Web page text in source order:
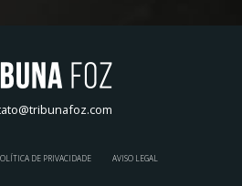
DE PRIVACIDADE AVISO LEGAL